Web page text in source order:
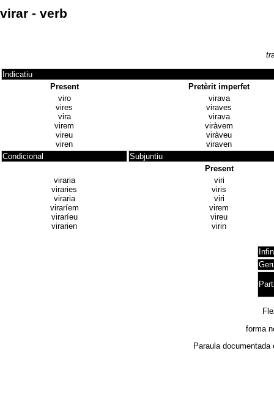
virar - verb
Indicatiu
Present
Pretèrit imperfet
viro
vires
vira
virem
vireu
viren
virava
viraves
virava
viràvem
viràveu
viraven
Condicional
Subjuntiu
Present
viraria
viraries
viraria
viraríem
viraríeu
virarien
viri
viris
viri
virem
vireu
virin
forma
Paraula